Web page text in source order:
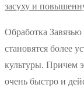
засуху и
Обработка Завязью
становятся более
культуры. Причем
очень быстро и